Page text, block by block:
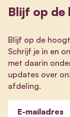
Blijf op de
Blijf op de
Schrijf je in en
met daarin
updates over
afdeling.
E-mailadres